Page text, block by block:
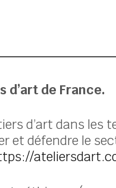
de France.
d’art dans les
et défendre le